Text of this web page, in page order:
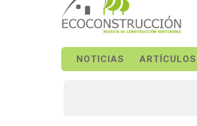
NOTICIAS ARTÍCULOS